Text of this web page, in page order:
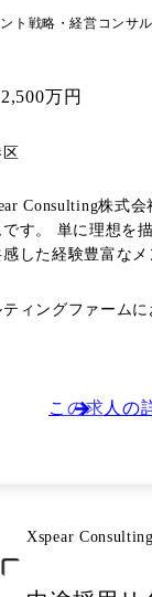
ト 戦略・経営コンサ
万円
Consulting株式
す。 単に理想を描
感した経験豊富な
を求めています。 ※ご入社後は、職位・職種に関わらず、シンプレ
ジー知見に長けた
解したMBBや外資系総
※ご経歴やご希望を
刷新に関するシス
ディープパ
ティングファーム
この求人の
Xspear